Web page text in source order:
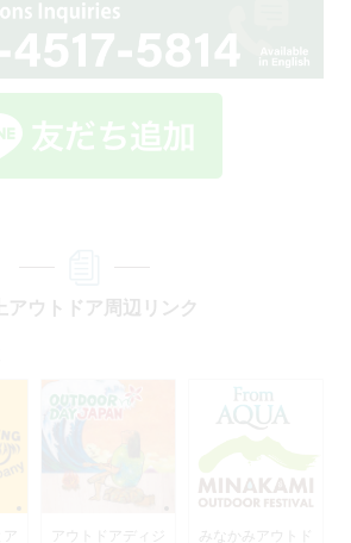
アウトドア周辺リンク
アウトドアディジ
みなかみアウトド